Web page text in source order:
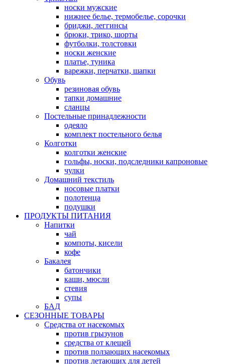
носки мужские
нижнее белье, термобелье, сорочки
бриджи, леггинсы
брюки, трико, шорты
футболки, толстовки
носки женские
платье, туника
варежки, перчатки, шапки
Обувь
резиновая обувь
тапки домашние
сланцы
Постельные принадлежности
одеяло
комплект постельного белья
Колготки
колготки женские
гольфы, носки, подследники капроновые
чулки
Домашний текстиль
носовые платки
полотенца
подушки
ПРОДУКТЫ ПИТАНИЯ
Напитки
чай
компоты, кисели
кофе
Бакалея
батончики
каши, мюсли
стевия
супы
БАД
СЕЗОННЫЕ ТОВАРЫ
Средства от насекомых
против грызунов
средства от клещей
против ползающих насекомых
против летающих для детей